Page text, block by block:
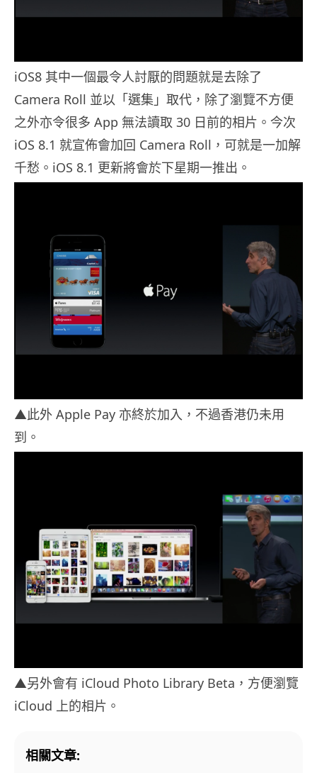
iOS8 其中一個最令人討厭的問題就是去除了
Camera Roll 並以「選集」取代，除了瀏覽不方便
之外亦令很多 App 無法讀取 30 日前的相片。今次
iOS 8.1 就宣佈會加回 Camera Roll，可就是一加解
千愁。iOS 8.1 更新將會於下星期一推出。
▲此外 Apple Pay 亦終於加入，不過香港仍未用
到。
▲另外會有 iCloud Photo Library Beta，方便瀏覽
iCloud 上的相片。
相關文章: